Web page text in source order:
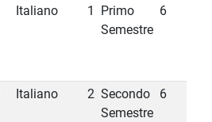
Italiano 1
Primo
Semestre
6
Italiano 2 Secondo
Semestre
6